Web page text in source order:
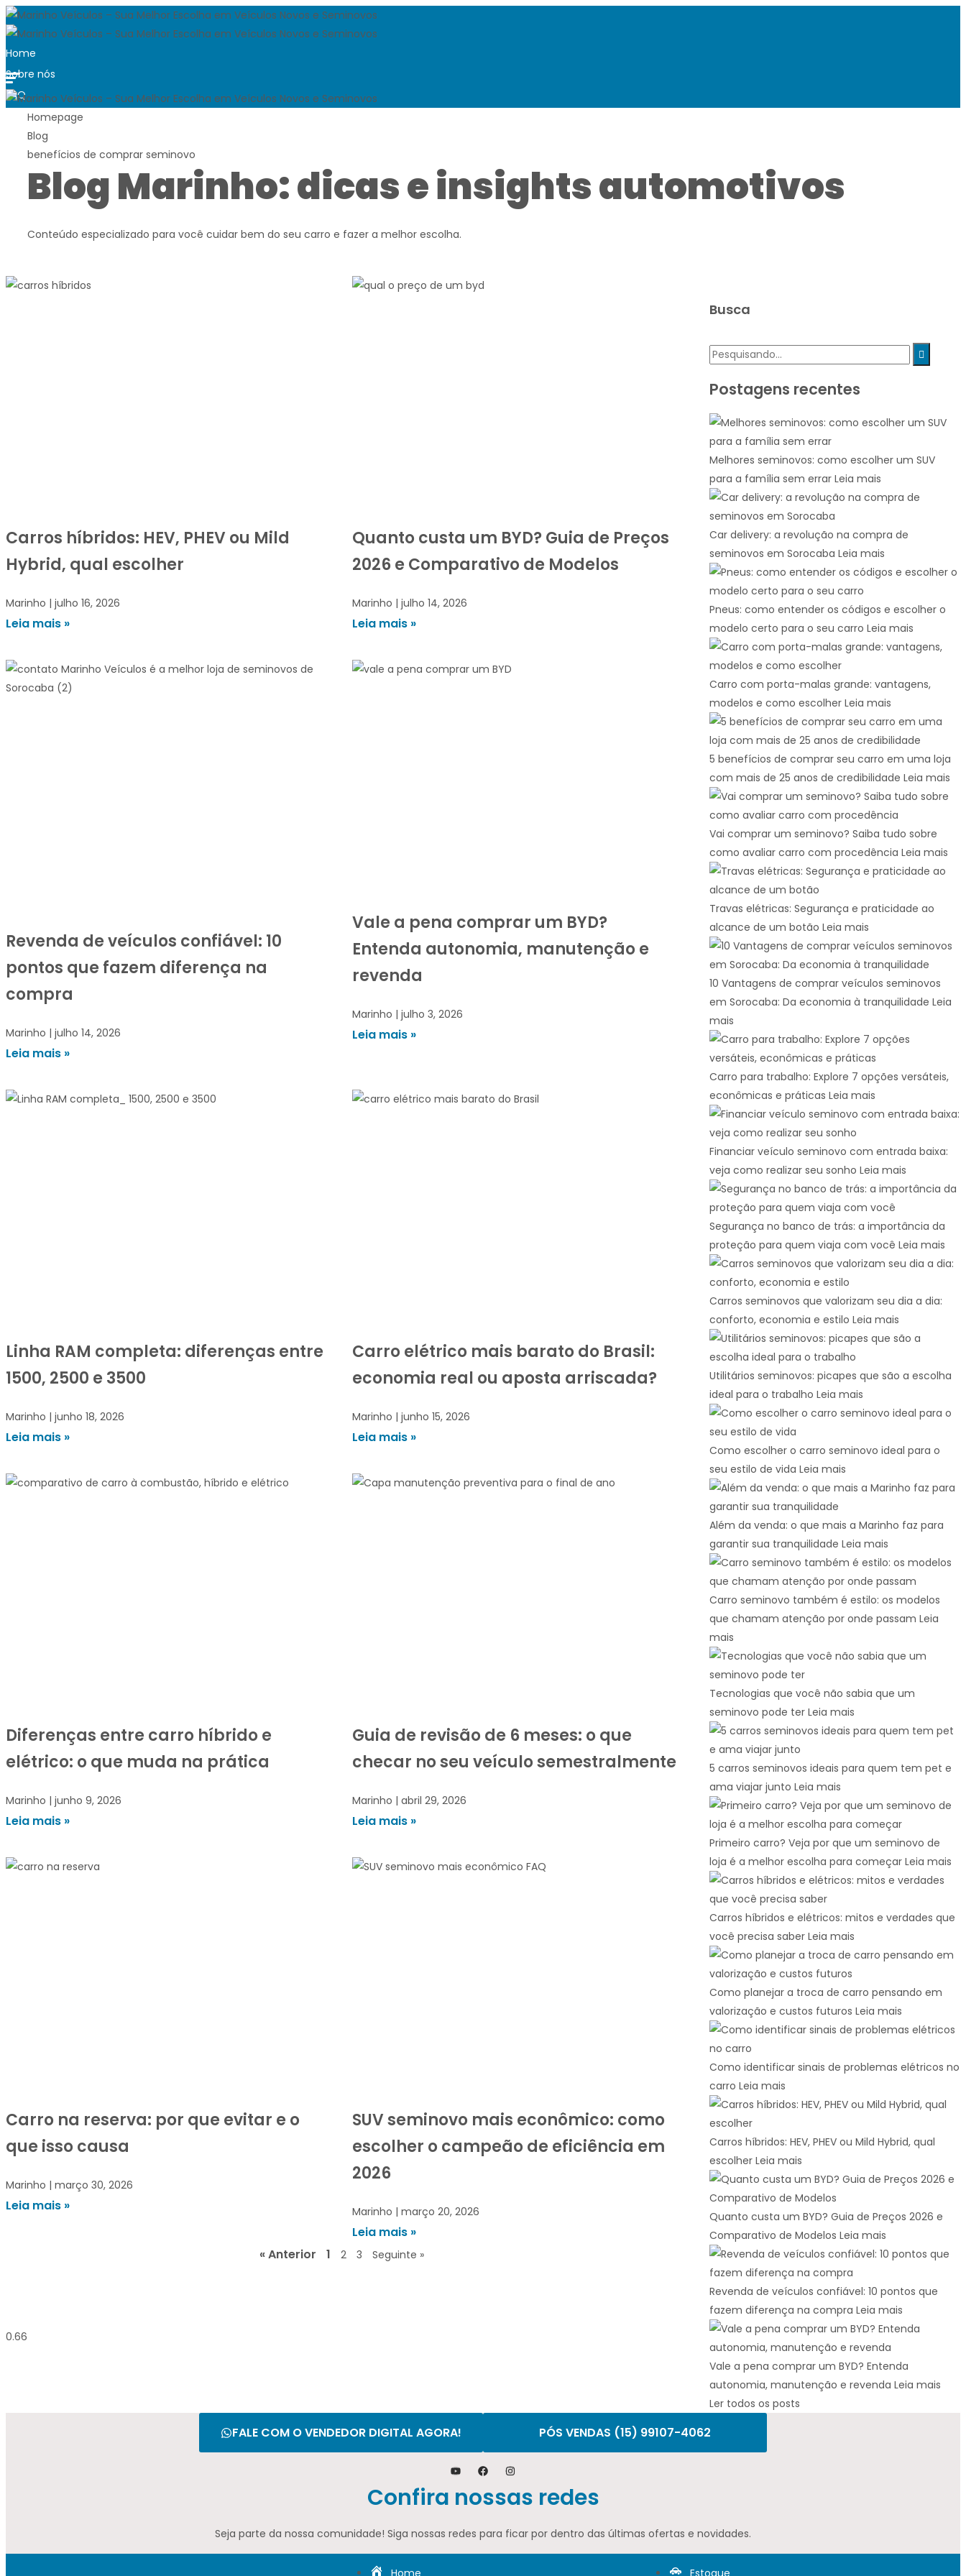
Home
Sobre nós
FAQ
Trabalhe conosco
Quero vender
Contato
Ver carros disponíveis
Homepage
Blog
benefícios de comprar seminovo
Blog Marinho: dicas e insights automotivos
Conteúdo especializado para você cuidar bem do seu carro e fazer a melhor escolha.
Carros híbridos: HEV, PHEV ou Mild
Hybrid, qual escolher
Marinho julho 16, 2026
Leia mais »
Quanto custa um BYD? Guia de Preços
2026 e Comparativo de Modelos
Marinho julho 14, 2026
Leia mais »
Revenda de veículos confiável: 10
pontos que fazem diferença na
compra
Marinho julho 14, 2026
Leia mais »
Vale a pena comprar um BYD?
Entenda autonomia, manutenção e
revenda
Marinho julho 3, 2026
Leia mais »
Linha RAM completa: diferenças entre
1500, 2500 e 3500
Marinho junho 18, 2026
Leia mais »
Carro elétrico mais barato do Brasil:
economia real ou aposta arriscada?
Marinho junho 15, 2026
Leia mais »
Diferenças entre carro híbrido e
elétrico: o que muda na prática
Marinho junho 9, 2026
Leia mais »
Guia de revisão de 6 meses: o que
checar no seu veículo semestralmente
Marinho abril 29, 2026
Leia mais »
Carro na reserva: por que evitar e o
que isso causa
Marinho março 30, 2026
Leia mais »
SUV seminovo mais econômico: como
escolher o campeão de eficiência em
2026
Marinho março 20, 2026
Leia mais »
« Anterior
1 2 3 Seguinte »
Busca
Postagens recentes
Melhores seminovos: como escolher um SUV
para a família sem errarLeia mais
Car delivery: a revolução na compra de
seminovos em SorocabaLeia mais
Pneus: como entender os códigos e escolher o
modelo certo para o seu carroLeia mais
Carro com porta-malas grande: vantagens,
modelos e como escolherLeia mais
5 benefícios de comprar seu carro em uma loja
com mais de 25 anos de credibilidadeLeia mais
Vai comprar um seminovo? Saiba tudo sobre
como avaliar carro com procedênciaLeia mais
Travas elétricas: Segurança e praticidade ao
alcance de um botãoLeia mais
10 Vantagens de comprar veículos seminovos
em Sorocaba: Da economia à tranquilidadeLeia
mais
Carro para trabalho: Explore 7 opções versáteis,
econômicas e práticasLeia mais
Financiar veículo seminovo com entrada baixa:
veja como realizar seu sonhoLeia mais
Segurança no banco de trás: a importância da
proteção para quem viaja com vocêLeia mais
Carros seminovos que valorizam seu dia a dia:
conforto, economia e estiloLeia mais
Utilitários seminovos: picapes que são a escolha
ideal para o trabalhoLeia mais
Como escolher o carro seminovo ideal para o
seu estilo de vidaLeia mais
Além da venda: o que mais a Marinho faz para
garantir sua tranquilidadeLeia mais
Carro seminovo também é estilo: os modelos
que chamam atenção por onde passamLeia
mais
Tecnologias que você não sabia que um
seminovo pode terLeia mais
5 carros seminovos ideais para quem tem pet e
ama viajar juntoLeia mais
Primeiro carro? Veja por que um seminovo de
loja é a melhor escolha para começarLeia mais
Carros híbridos e elétricos: mitos e verdades que
você precisa saberLeia mais
Como planejar a troca de carro pensando em
valorização e custos futurosLeia mais
Como identificar sinais de problemas elétricos no
carroLeia mais
Carros híbridos: HEV, PHEV ou Mild Hybrid, qual
escolherLeia mais
Quanto custa um BYD? Guia de Preços 2026 e
Comparativo de ModelosLeia mais
Revenda de veículos confiável: 10 pontos que
fazem diferença na compraLeia mais
Vale a pena comprar um BYD? Entenda
autonomia, manutenção e revendaLeia mais
Ler todos os posts
FALE COM O VENDEDOR DIGITAL AGORA! PÓS VENDAS (15) 99107-4062
Confira nossas redes
Seja parte da nossa comunidade! Siga nossas redes para ficar por dentro das últimas ofertas e novidades.